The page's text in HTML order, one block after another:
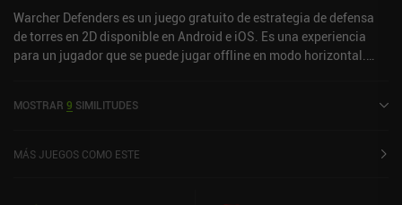
Warcher Defenders es un juego gratuito de estrategia de defensa
de torres en 2D disponible en Android e iOS. Es una experiencia
para un jugador que se puede jugar offline en modo horizontal.
en la App Store de iOS.
MOSTRAR 9 SIMILITUDES
MÁS JUEGOS COMO ESTE